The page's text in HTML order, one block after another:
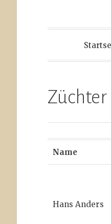
Name
Hans Anders